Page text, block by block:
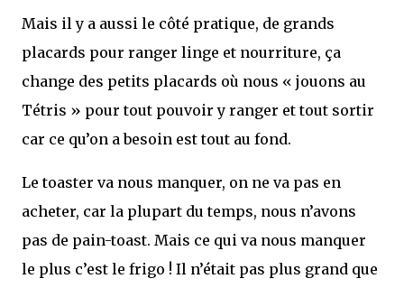
Mais il y a aussi le côté pratique, de grands
placards pour ranger linge et nourriture, ça
change des petits placards où nous « jouons au
Tétris » pour tout pouvoir y ranger et tout sortir
car ce qu’on a besoin est tout au fond.
Le toaster va nous manquer, on ne va pas en
acheter, car la plupart du temps, nous n’avons
pas de pain-toast. Mais ce qui va nous manquer
le plus c’est le frigo ! Il n’était pas plus grand que